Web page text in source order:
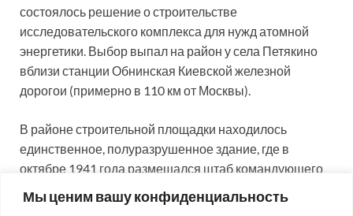
Мы ценим вашу конфиденциальность
состоялось решение о строительстве
исследовательского комплекса для нужд атомной
энергетики. Выбор выпал на район у села Петякино
вблизи станции Обнинская Киевской железной
дорогои (примерно в 110 км от Москвы).
В районе строительной площадки находилось
единственное, полуразрушенное здание, где в
октябре 1941 года размещался штаб командующего
Западным фронтом генерала Г.К. Жукова. Это здание
было восстановлено коллективом строителей,